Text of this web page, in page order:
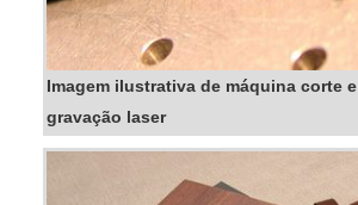
Imagem ilustrativa de máquina corte e
gravação laser